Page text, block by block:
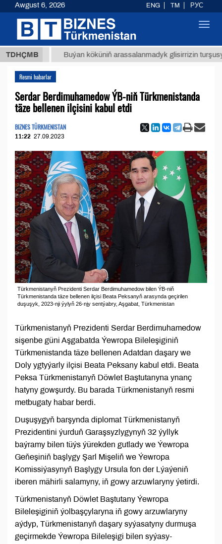
TDHÇMBBuýan köküniň arassalanmadyk glisirrizin turşusy (t.)
Resmi habarlar
Serdar Berdimuhamedow ÝB-niň Türkmenistanda
täze bellenen ilçisini kabul etdi
BIZNES TÜRKMENISTAN
11:22 27.09.2023
Türkmenistanyň Prezidenti Serdar Berdimuhamedow bilen ÝB-niň
Türkmenistanda täze bellenen ilçisi Beata Peksanyň arasynda geçirilen
duşuşyk, 2023-nji ýylyň 26-njy sentýabry, Aşgabat, Türkmenistan
Türkmenistanyň Prezidenti Serdar Berdimuhamedow
sişenbe güni Aşgabatda Ýewropa Bileleşiginiň
Türkmenistanda täze bellenen Adatdan daşary we
Doly ygtyýarly ilçisi Beata Peksany kabul etdi. Beata
Peksa Türkmenistanyň Döwlet Baştutanyna ynanç
hatyny gowşurdy. Bu barada Türkmenistanyň resmi
metbugaty habar berdi.
Duşuşygyň barşynda diplomat Türkmenistanyň
Prezidentini ýurduň Garaşsyzlygynyň 32 ýyllyk
baýramy bilen tüýs ýürekden gutlady we Ýewropa
Geňeşiniň başlygy Şarl Mişeliň we Ýewropa
Komissiýasynyň Başlygy Ursula fon der Lýaýeniň
iberen mähirli salamyny, iň gowy arzuwlaryny ýetirdi.
Türkmenistanyň Döwlet Baştutany Ýewropa
Bileleşiginiň ýolbaşçylaryna iň gowy arzuwlaryny
aýdyp, Türkmenistanyň daşary syýasatyny durmuşa
geçirmekde Ýewropa Bileleşigi bilen syýasy-
Awgust 6, 2026 ENG TM РУС